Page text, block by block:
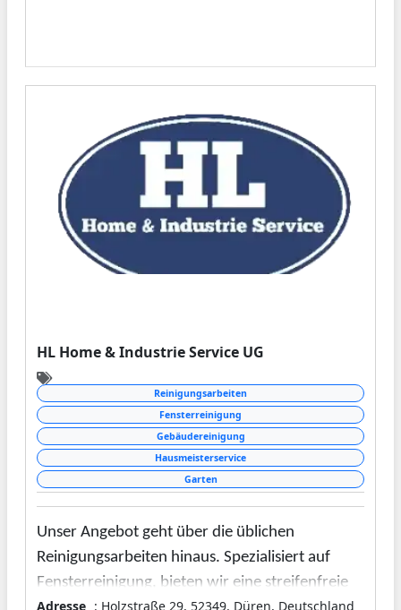
HL Home & Industrie Service UG
Reinigungsarbeiten
Fensterreinigung
Gebäudereinigung
Hausmeisterservice
Garten
Unser Angebot geht über die üblichen
Reinigungsarbeiten hinaus. Spezialisiert auf
Fensterreinigung, bieten wir eine streifenfreie
Adresse : Holzstraße 29, 52349, Düren, Deutschland